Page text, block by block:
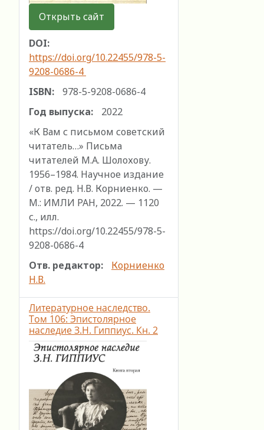
Открыть сайт
DOI:
https://doi.org/10.22455/978-5-
9208-0686-4
ISBN:
978-5-9208-0686-4
Год выпуска:
2022
«К Вам с письмом советский
читатель…» Письма
читателей М.А. Шолохову.
1956–1984. Научное издание
/ отв. ред. Н.В. Корниенко. —
М.: ИМЛИ РАН, 2022. — 1120
с., илл.
https://doi.org/10.22455/978-5-
9208-0686-4
Отв. редактор:
Корниенко
Н.В.
Литературное наследство.
Том 106: Эпистолярное
наследие З.Н. Гиппиус. Кн. 2